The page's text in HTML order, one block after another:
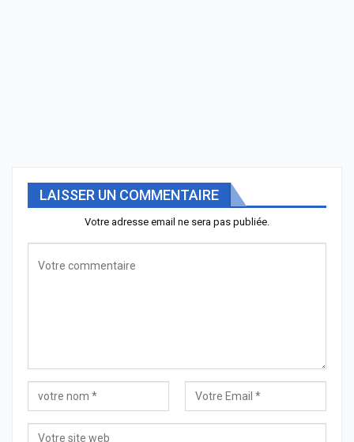
LAISSER UN COMMENTAIRE
Votre adresse email ne sera pas publiée.